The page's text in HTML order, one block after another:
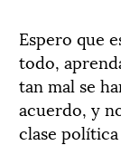
Espero que
todo,
tan mal se
acuerdo, y
clase